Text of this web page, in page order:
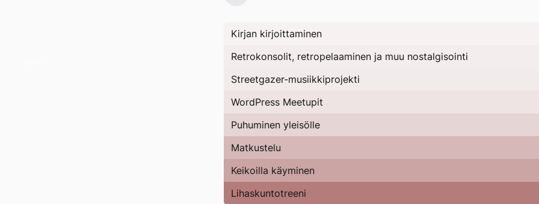
Kirjan kirjoittaminen
Retrokonsolit, retropelaaminen ja muu nostalgisointi
Streetgazer-musiikkiprojekti
WordPress Meetupit
Puhuminen yleisölle
Matkustelu
Keikoilla käyminen
Lihaskuntotreeni
Pitkä etätyöpäivä